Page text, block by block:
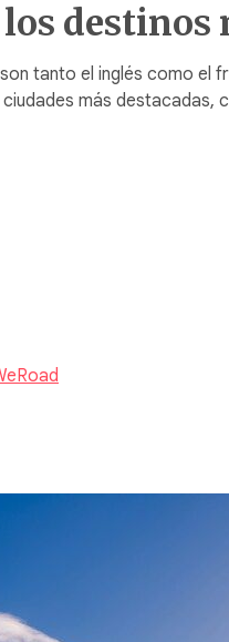
los
tanto el inglés como
más